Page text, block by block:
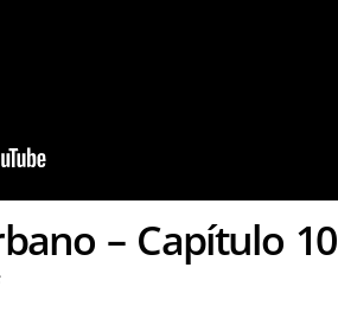
– Capítulo 10